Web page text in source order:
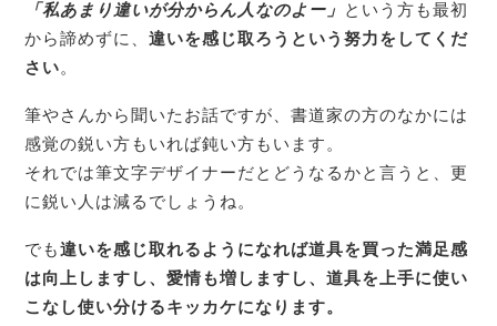
「私あまり違いが分からん人なのよー」
という方も最初
から諦めずに、違いを感じ取ろうという努力をしてくだ
さい。
筆やさんから聞いたお話ですが、書道家の方のなかには
感覚の鋭い方もいれば鈍い方もいます。
それでは筆文字デザイナーだとどうなるかと言うと、更
に鋭い人は減るでしょうね。
でも違いを感じ取れるようになれば道具を買った満足感
は向上しますし、愛情も増しますし、道具を上手に使い
こなし使い分けるキッカケになります。